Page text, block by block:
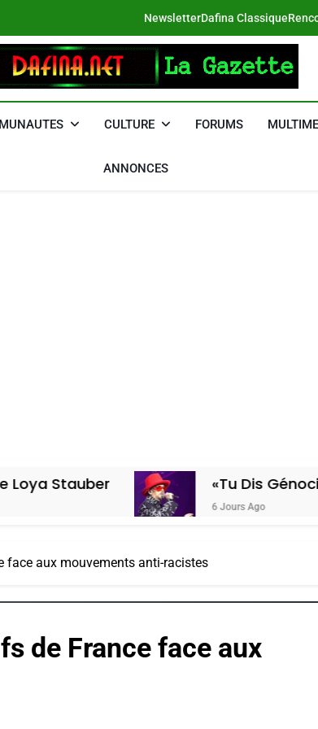
NewsletterDafina Classique
CULTURE FORUMS
ANNONCES
«Tu Dis Génocide, Je Dis
6 Jours Ago
face aux mouvements anti-racistes
de France face aux